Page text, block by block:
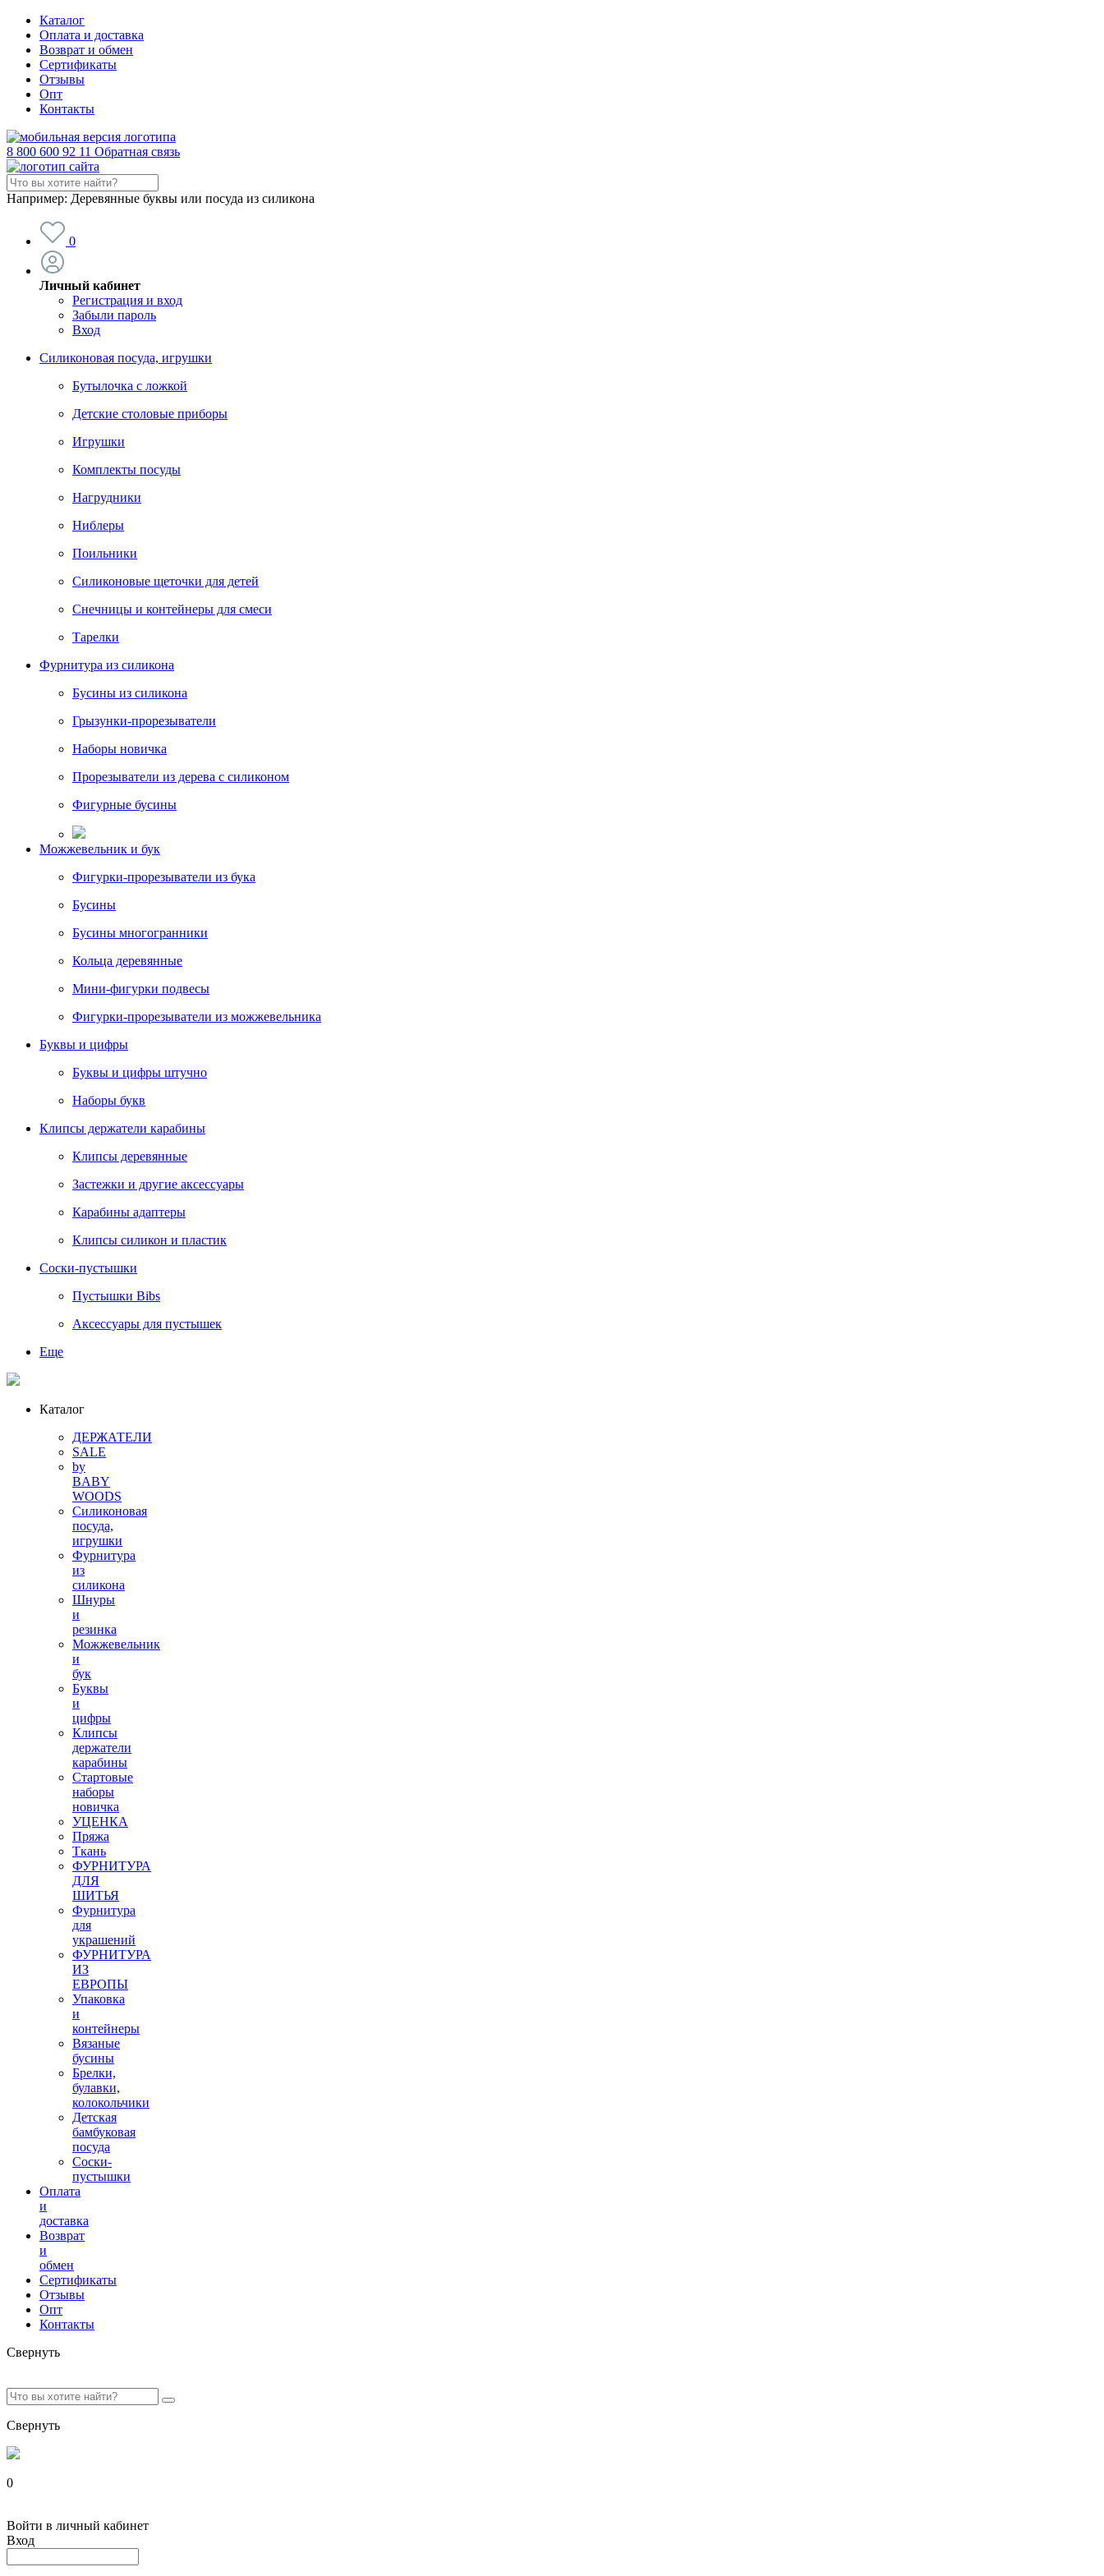
Каталог
Оплата и доставка
Возврат и обмен
Сертификаты
Отзывы
Опт
Контакты
8 800 600 92 11 Обратная связь
Например: Деревянные буквы или посуда из силикона
0
Личный кабинет
Регистрация и вход
Забыли пароль
Вход
Силиконовая посуда, игрушки
Бутылочка с ложкой
Детские столовые приборы
Игрушки
Комплекты посуды
Нагрудники
Ниблеры
Поильники
Силиконовые щеточки для детей
Снечницы и контейнеры для смеси
Тарелки
Фурнитура из силикона
Бусины из силикона
Грызунки-прорезыватели
Наборы новичка
Прорезыватели из дерева с силиконом
Фигурные бусины
Можжевельник и бук
Фигурки-прорезыватели из бука
Бусины
Бусины многогранники
Кольца деревянные
Мини-фигурки подвесы
Фигурки-прорезыватели из можжевельника
Буквы и цифры
Буквы и цифры штучно
Наборы букв
Клипсы держатели карабины
Клипсы деревянные
Застежки и другие аксессуары
Карабины адаптеры
Клипсы силикон и пластик
Соски-пустышки
Пустышки Bibs
Аксессуары для пустышек
Еще
Каталог
ДЕРЖАТЕЛИ
SALE
by
BABY
WOODS
Силиконовая
посуда,
игрушки
Фурнитура
из
силикона
Шнуры
и
резинка
Можжевельник
и
бук
Буквы
и
цифры
Клипсы
держатели
карабины
Стартовые
наборы
новичка
УЦЕНКА
Пряжа
Ткань
ФУРНИТУРА
ДЛЯ
ШИТЬЯ
Фурнитура
для
украшений
ФУРНИТУРА
ИЗ
ЕВРОПЫ
Упаковка
и
контейнеры
Вязаные
бусины
Брелки,
булавки,
колокольчики
Детская
бамбуковая
посуда
Соски-
пустышки
Оплата
и
доставка
Возврат
и
обмен
Сертификаты
Отзывы
Опт
Контакты
Свернуть
Свернуть
0
Войти в личный кабинет
Вход